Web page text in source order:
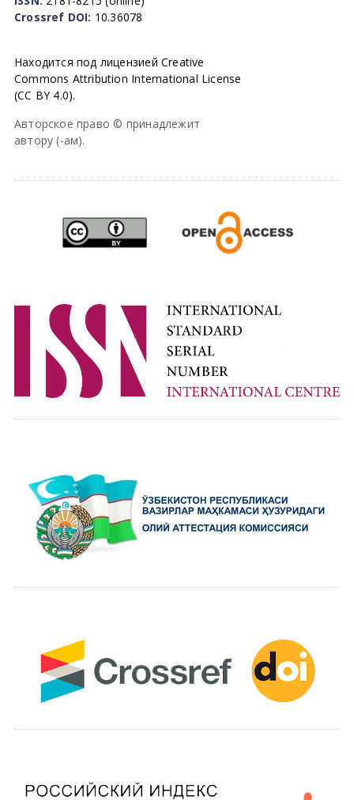
Crossref DOI: 10.36078
Находится под лицензией Creative
Commons Attribution International License
(CC BY 4.0).
Авторское право © принадлежит
автору (-ам).